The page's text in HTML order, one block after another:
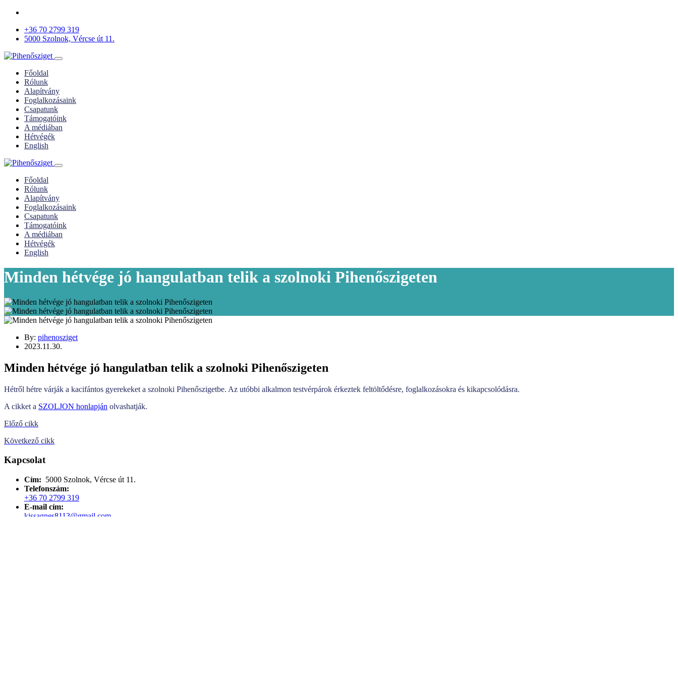
+36 70 2799 319
5000 Szolnok, Vércse út 11.
Főoldal
Rólunk
Alapítvány
Foglalkozásaink
Csapatunk
Támogatóink
A médiában
Hétvégék
English
Főoldal
Rólunk
Alapítvány
Foglalkozásaink
Csapatunk
Támogatóink
A médiában
Hétvégék
English
Minden hétvége jó hangulatban telik a szolnoki Pihenőszigeten
By: pihenosziget
2023.11.30.
Minden hétvége jó hangulatban telik a szolnoki Pihenőszigeten
Hétről hétre várják a kacifántos gyerekeket a szolnoki Pihenőszigetbe. Az utóbbi alkalmon testvérpárok érkeztek feltöltődésre, foglalkozásokra és kikapcsolódásra.
A cikket a SZOLJON honlapján olvashatják.
Bejegyzés
navigáció
Előző cikk
Következő cikk
Kapcsolat
Cím: 5000 Szolnok, Vércse út 11.
Telefonszám:
+36 70 2799 319
E-mail cím:
kissagnes8113@gmail.com